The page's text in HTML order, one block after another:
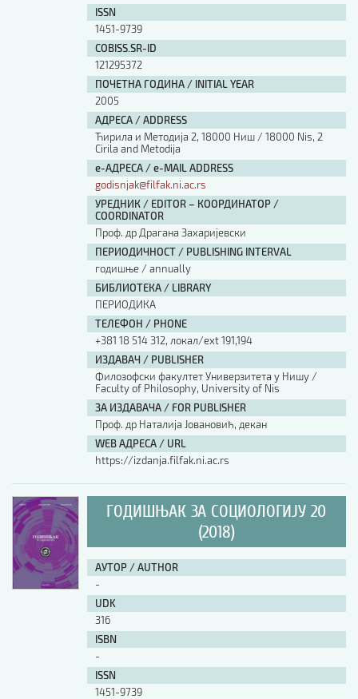
ISSN
1451-9739
COBISS.SR-ID
121295372
ПОЧЕТНА ГОДИНА / INITIAL YEAR
2005
АДРЕСА / ADDRESS
Ћирила и Методија 2, 18000 Ниш / 18000 Nis, 2
Cirila and Metodija
е-АДРЕСА / e-MAIL ADDRESS
godisnjak@filfak.ni.ac.rs
УРЕДНИК / EDITOR – КООРДИНАТОР /
COORDINATOR
Проф. др Драгана Захаријевски
ПЕРИОДИЧНОСТ / PUBLISHING INTERVAL
годишње / annually
БИБЛИОТЕКА / LIBRARY
ПЕРИОДИКА
ТЕЛЕФОН / PHONE
+381 18 514 312, локал/ext 191,194
ИЗДАВАЧ / PUBLISHER
Филозофски факултет Универзитета у Нишу /
Faculty of Philosophy, University of Nis
ЗА ИЗДАВАЧА / FOR PUBLISHER
Проф. др Наталија Јовановић, декан
WEB АДРЕСА / URL
https://izdanja.filfak.ni.ac.rs
ГОДИШЊАК ЗА СОЦИОЛОГИЈУ 20
(2018)
АУТОР / AUTHOR
-
UDK
316
ISBN
-
ISSN
1451-9739